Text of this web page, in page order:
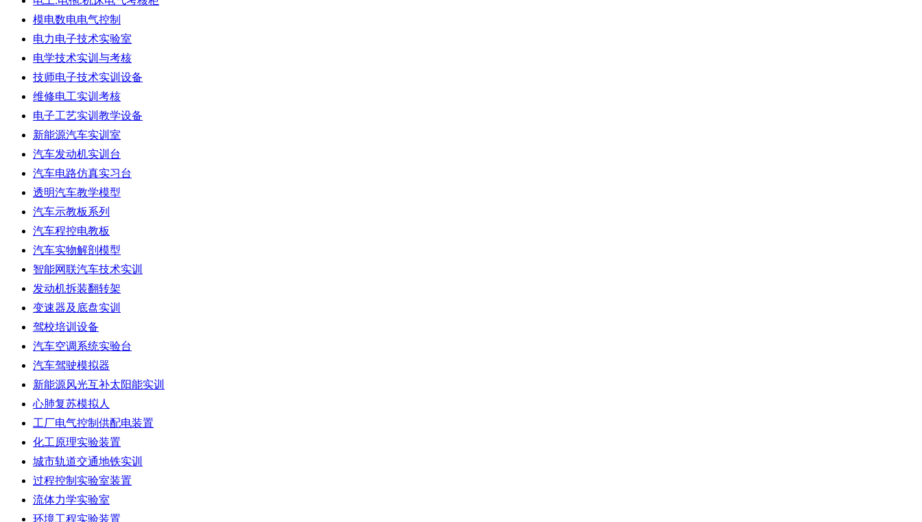
模电数电电气控制
电力电子技术实验室
电学技术实训与考核
技师电子技术实训设备
维修电工实训考核
电子工艺实训教学设备
新能源汽车实训室
汽车发动机实训台
汽车电路仿真实习台
透明汽车教学模型
汽车示教板系列
汽车程控电教板
汽车实物解剖模型
智能网联汽车技术实训
发动机拆装翻转架
变速器及底盘实训
驾校培训设备
汽车空调系统实验台
汽车驾驶模拟器
新能源风光互补太阳能实训
心肺复苏模拟人
工厂电气控制供配电装置
化工原理实验装置
城市轨道交通地铁实训
过程控制实验室装置
流体力学实验室
环境工程实验装置